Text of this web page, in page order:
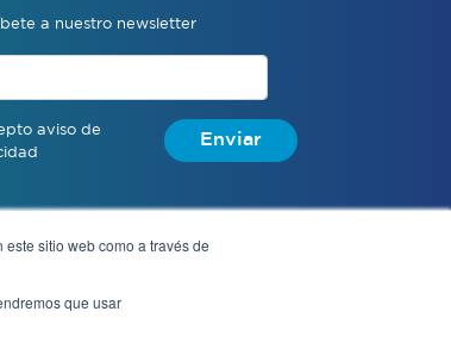
sitio web como a través de
que usar
a nuestro newsletter
aviso de
Enviar